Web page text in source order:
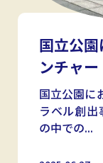
国立公
ンチャ
国立公園に
ラベル創
の中での...